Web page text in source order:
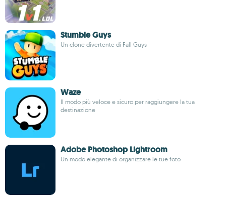
Stumble Guys
Un clone divertente di Fall Guys
Waze
Il modo più veloce e sicuro per raggiungere la tua
destinazione
Adobe Photoshop Lightroom
Un modo elegante di organizzare le tue foto